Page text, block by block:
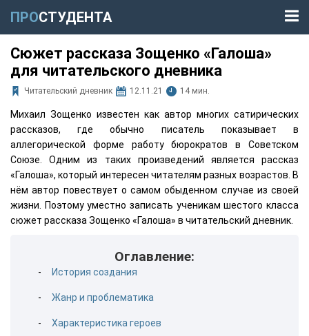
ПРОСТУДЕНТА
Сюжет рассказа Зощенко «Галоша»
для читательского дневника
Читательский дневник 12.11.21 14 мин.
Михаил Зощенко известен как автор многих сатирических
рассказов, где обычно писатель показывает в
аллегорической форме работу бюрократов в Советском
Союзе. Одним из таких произведений является рассказ
«Галоша», который интересен читателям разных возрастов. В
нём автор повествует о самом обыденном случае из своей
жизни. Поэтому уместно записать ученикам шестого класса
сюжет рассказа Зощенко «Галоша» в читательский дневник.
Оглавление:
История создания
Жанр и проблематика
Характеристика героев